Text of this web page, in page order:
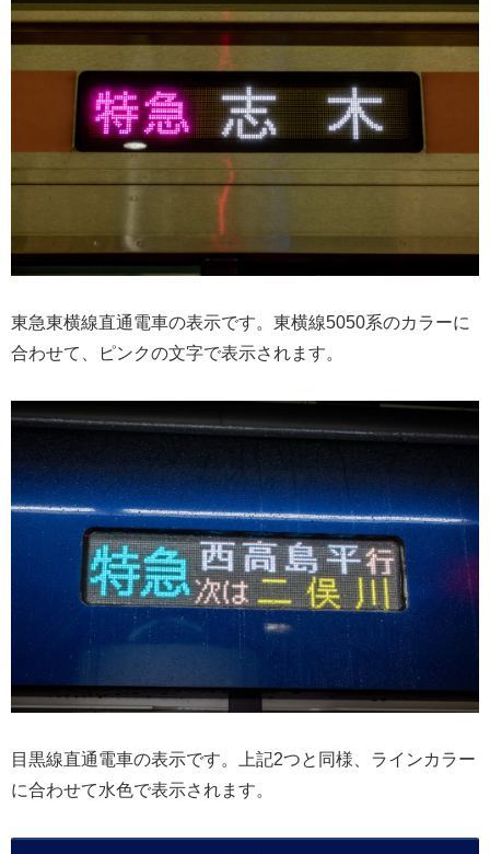
東急東横線直通電車の表示です。東横線5050系のカラーに
合わせて、ピンクの文字で表示されます。
目黒線直通電車の表示です。上記2つと同様、ラインカラー
に合わせて水色で表示されます。